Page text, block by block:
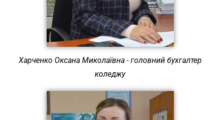
Харченко Оксана Миколаївна - головний бухгалтер
коледжу